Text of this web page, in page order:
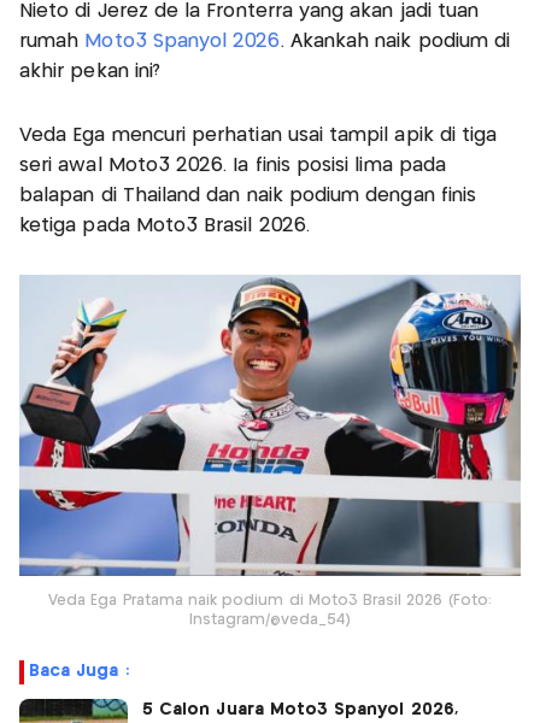
Nieto di Jerez de la Fronterra yang akan jadi tuan
rumah Moto3 Spanyol 2026. Akankah naik podium di
akhir pekan ini?
Veda Ega mencuri perhatian usai tampil apik di tiga
seri awal Moto3 2026. Ia finis posisi lima pada
balapan di Thailand dan naik podium dengan finis
ketiga pada Moto3 Brasil 2026.
Veda Ega Pratama naik podium di Moto3 Brasil 2026 (Foto:
Instagram/@veda_54)
Baca Juga :
5 Calon Juara Moto3 Spanyol 2026,